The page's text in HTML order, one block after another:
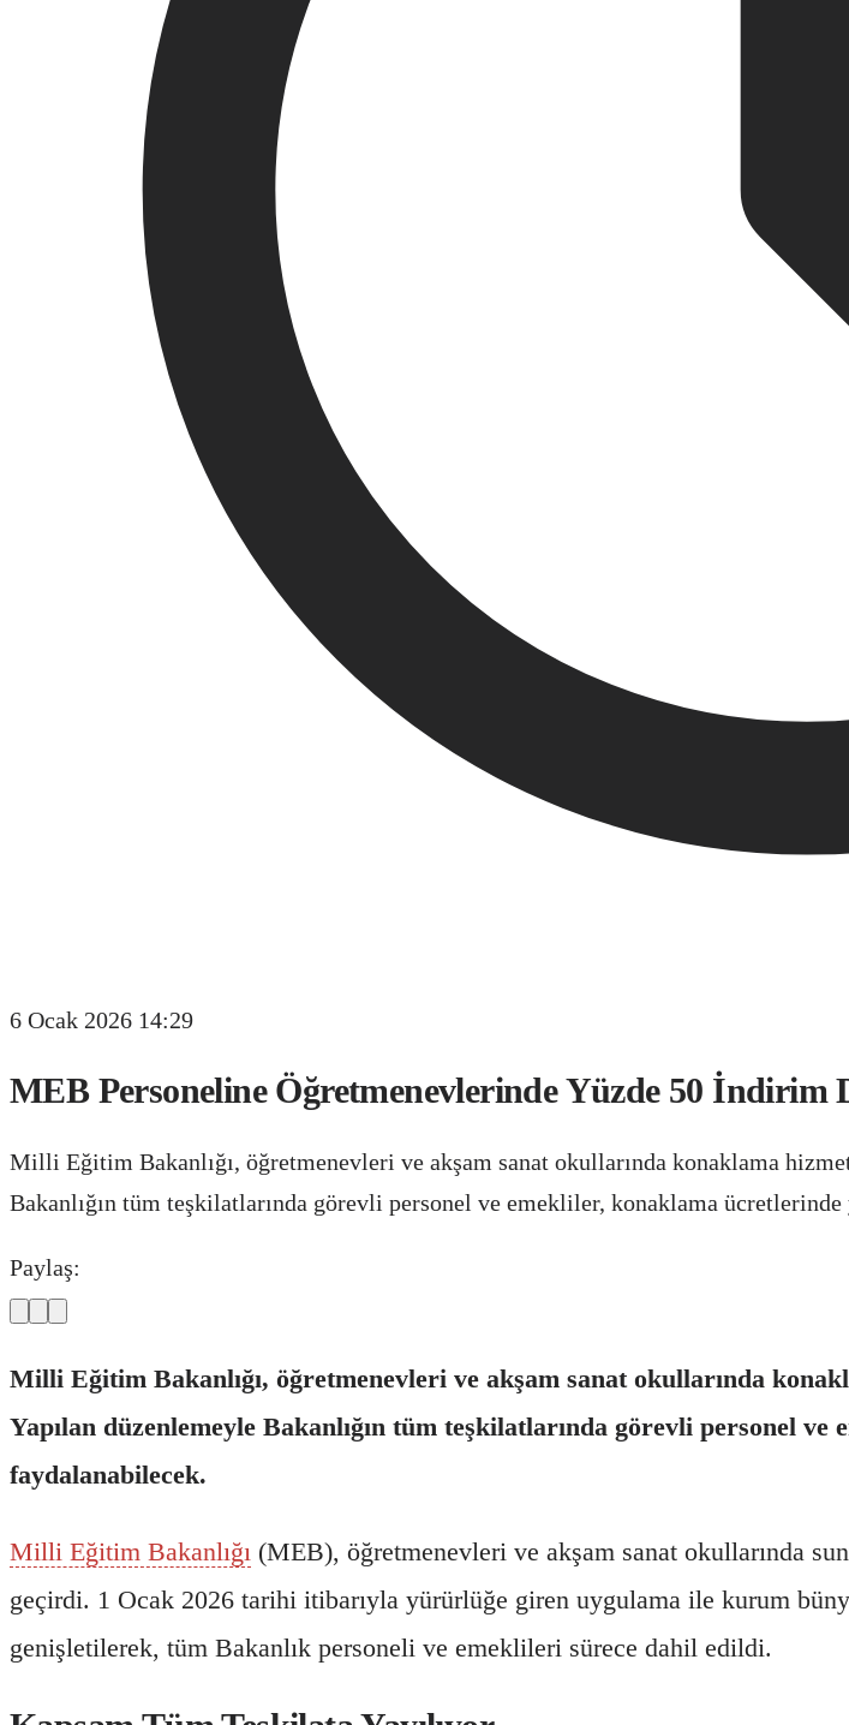
6 Ocak 2026 14:29
MEB Personeline Öğretmenevlerinde Yüzde 50 İndirim
Milli Eğitim Bakanlığı, öğretmenevleri ve akşam sanat okullarında konaklama
Bakanlığın tüm teşkilatlarında görevli personel ve emekliler, konaklama
Paylaş:
Milli Eğitim Bakanlığı, öğretmenevleri ve akşam sanat okullarında
Yapılan düzenlemeyle Bakanlığın tüm teşkilatlarında görevli personel
faydalanabilecek.
Milli Eğitim Bakanlığı (MEB), öğretmenevleri ve akşam sanat okullarında
geçirdi. 1 Ocak 2026 tarihi itibarıyla yürürlüğe giren uygulama ile kurum
genişletilerek, tüm Bakanlık personeli ve emeklileri sürece dahil edildi.